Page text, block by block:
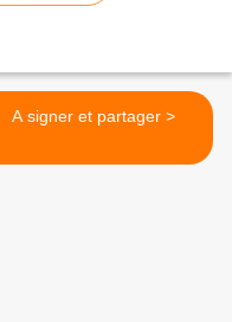
A signer et partager >